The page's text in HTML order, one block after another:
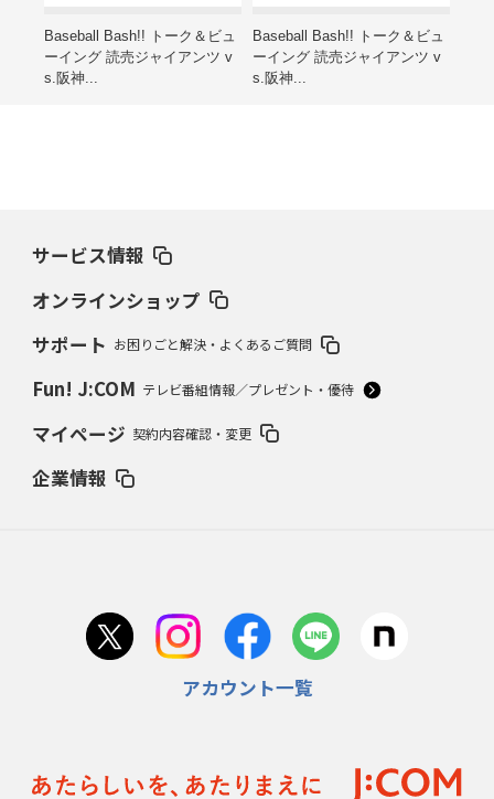
Baseball Bash!! トーク＆ビュ
ーイング 読売ジャイアンツ v
s.阪神...
Baseball Bash!! トーク＆ビュ
ーイング 読売ジャイアンツ v
s.阪神...
サービス情報
オンラインショップ
サポート お困りごと解決・よくあるご質問
Fun! J:COM テレビ番組情報／プレゼント・優待
マイページ 契約内容確認・変更
企業情報
アカウント一覧